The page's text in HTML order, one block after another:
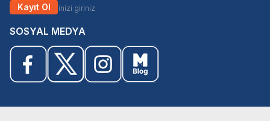
Kayıt Ol
SOSYAL MEDYA